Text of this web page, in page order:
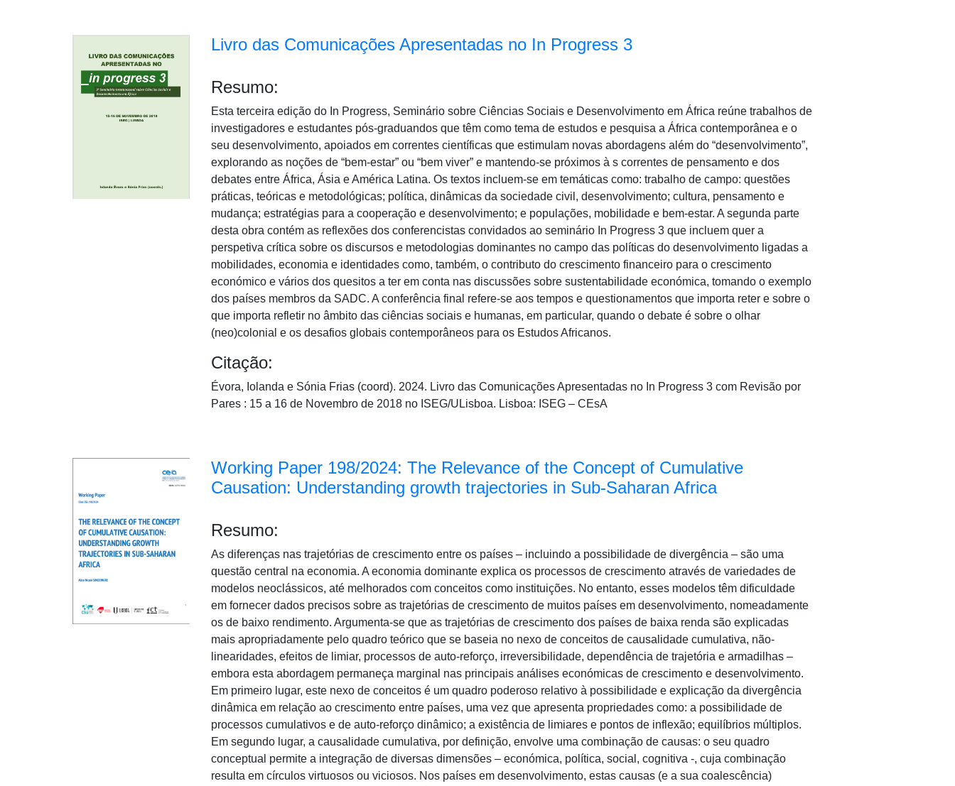
Livro das Comunicações Apresentadas no In Progress 3
Resumo:
Esta terceira edição do In Progress, Seminário sobre Ciências Sociais e Desenvolvimento em África reúne trabalhos de
investigadores e estudantes pós-graduandos que têm como tema de estudos e pesquisa a África contemporânea e o
seu desenvolvimento, apoiados em correntes científicas que estimulam novas abordagens além do “desenvolvimento”,
explorando as noções de “bem-estar” ou “bem viver” e mantendo-se próximos à s correntes de pensamento e dos
debates entre África, Ásia e América Latina. Os textos incluem-se em temáticas como: trabalho de campo: questões
práticas, teóricas e metodológicas; política, dinâmicas da sociedade civil, desenvolvimento; cultura, pensamento e
mudança; estratégias para a cooperação e desenvolvimento; e populações, mobilidade e bem-estar. A segunda parte
desta obra contém as reflexões dos conferencistas convidados ao seminário In Progress 3 que incluem quer a
perspetiva crítica sobre os discursos e metodologias dominantes no campo das políticas do desenvolvimento ligadas a
mobilidades, economia e identidades como, também, o contributo do crescimento financeiro para o crescimento
económico e vários dos quesitos a ter em conta nas discussões sobre sustentabilidade económica, tomando o exemplo
dos países membros da SADC. A conferência final refere-se aos tempos e questionamentos que importa reter e sobre o
que importa refletir no âmbito das ciências sociais e humanas, em particular, quando o debate é sobre o olhar
(neo)colonial e os desafios globais contemporâneos para os Estudos Africanos.
Citação:
Évora, Iolanda e Sónia Frias (coord). 2024. Livro das Comunicações Apresentadas no In Progress 3 com Revisão por
Pares : 15 a 16 de Novembro de 2018 no ISEG/ULisboa. Lisboa: ISEG – CEsA
Working Paper 198/2024: The Relevance of the Concept of Cumulative
Causation: Understanding growth trajectories in Sub-Saharan Africa
Resumo:
As diferenças nas trajetórias de crescimento entre os países – incluindo a possibilidade de divergência – são uma
questão central na economia. A economia dominante explica os processos de crescimento através de variedades de
modelos neoclássicos, até melhorados com conceitos como instituições. No entanto, esses modelos têm dificuldade
em fornecer dados precisos sobre as trajetórias de crescimento de muitos países em desenvolvimento, nomeadamente
os de baixo rendimento. Argumenta-se que as trajetórias de crescimento dos países de baixa renda são explicadas
mais apropriadamente pelo quadro teórico que se baseia no nexo de conceitos de causalidade cumulativa, não-
linearidades, efeitos de limiar, processos de auto-reforço, irreversibilidade, dependência de trajetória e armadilhas –
embora esta abordagem permaneça marginal nas principais análises económicas de crescimento e desenvolvimento.
Em primeiro lugar, este nexo de conceitos é um quadro poderoso relativo à possibilidade e explicação da divergência
dinâmica em relação ao crescimento entre países, uma vez que apresenta propriedades como: a possibilidade de
processos cumulativos e de auto-reforço dinâmico; a existência de limiares e pontos de inflexão; equilíbrios múltiplos.
Em segundo lugar, a causalidade cumulativa, por definição, envolve uma combinação de causas: o seu quadro
conceptual permite a integração de diversas dimensões – económica, política, social, cognitiva -, cuja combinação
resulta em círculos virtuosos ou viciosos. Nos países em desenvolvimento, estas causas (e a sua coalescência)